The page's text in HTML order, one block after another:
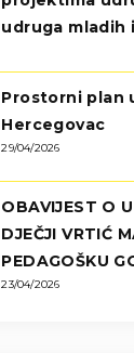
udruga mladih
Prostorni plan
Hercegovac
29/04/2026
OBAVIJEST O
DJEČJI VRTIĆ
PEDAGOŠKU
23/04/2026